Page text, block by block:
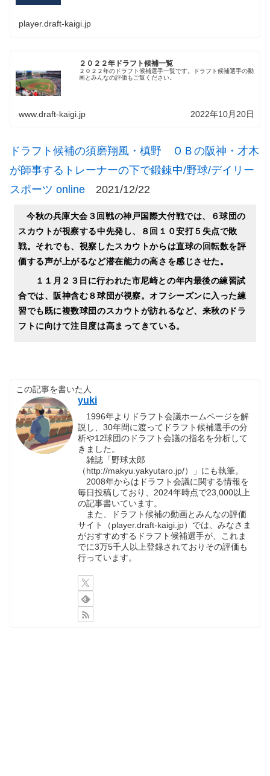
player.draft-kaigi.jp
２０２２年ドラフト候補一覧
２０２２年のドラフト候補選手一覧です。ドラフト候補選手の動
画とみんなの評価もご覧ください。
www.draft-kaigi.jp 2022年10月20日
ドラフト候補の須磨翔風・槙野 ＯＢの阪神・才木
が師事するトレーナーの下で鍛錬中/野球/デイリー
スポーツ online 2021/12/22
今秋の兵庫大会３回戦の神戸国際大付戦では、６球団の
スカウトが視察する中先発し、８回１０安打５失点で敗
戦。それでも、視察したスカウトからは直球の回転数を評
価する声が上がるなど潜在能力の高さを感じさせた。
１１月２３日に行われた市尼崎との年内最後の練習試
合では、阪神含む８球団が視察。オフシーズンに入った練
習でも既に複数球団のスカウトが訪れるなど、来秋のドラ
フトに向けて注目度は高まってきている。
この記事を書いた人
yuki
1996年よりドラフト会議ホームページを解
説し、30年間に渡ってドラフト候補選手の分
析や12球団のドラフト会議の指名を分析して
きました。
雑誌「野球太郎
（http://makyu.yakyutaro.jp/）」にも執筆。
2008年からはドラフト会議に関する情報を
毎日投稿しており、2024年時点で23,000以上
の記事書いています。
また、ドラフト候補の動画とみんなの評価
サイト（player.draft-kaigi.jp）では、みなさま
がおすすめするドラフト候補選手が、これま
でに3万5千人以上登録されておりその評価も
行っています。